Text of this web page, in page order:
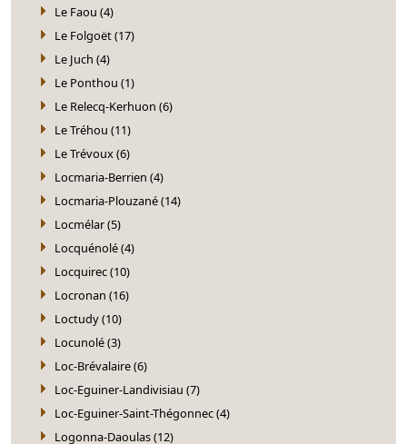
Le Faou (4)
Le Folgoët (17)
Le Juch (4)
Le Ponthou (1)
Le Relecq-Kerhuon (6)
Le Tréhou (11)
Le Trévoux (6)
Locmaria-Berrien (4)
Locmaria-Plouzané (14)
Locmélar (5)
Locquénolé (4)
Locquirec (10)
Locronan (16)
Loctudy (10)
Locunolé (3)
Loc-Brévalaire (6)
Loc-Eguiner-Landivisiau (7)
Loc-Eguiner-Saint-Thégonnec (4)
Logonna-Daoulas (12)